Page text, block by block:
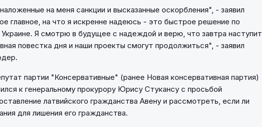
на меня санкции и высказанные оскорбления", - заявил
главное, на что я искренне надеюсь - это быстрое решение по
Я смотрю в будущее с надеждой и верю, что завтра наступит
повестка дня и наши проекты смогут продолжиться", - заявил
партии "Консервативные" (ранее Новая консервативная партия)
к генеральному прокурору Юрису Стукансу с просьбой
латвийского гражданства Авену и рассмотреть, если ли
для лишения его гражданства.